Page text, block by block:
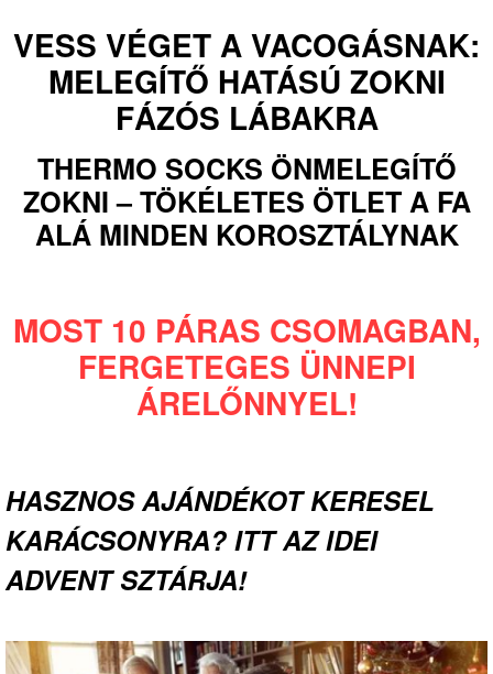
VESS VÉGET A VACOGÁSNAK:
MELEGÍTŐ HATÁSÚ ZOKNI
FÁZÓS LÁBAKRA
THERMO SOCKS ÖNMELEGÍTŐ
ZOKNI – TÖKÉLETES ÖTLET A FA
ALÁ MINDEN KOROSZTÁLYNAK
MOST 10 PÁRAS CSOMAGBAN,
FERGETEGES ÜNNEPI
ÁRELŐNNYEL!
HASZNOS AJÁNDÉKOT KERESEL
KARÁCSONYRA? ITT AZ IDEI
ADVENT SZTÁRJA!